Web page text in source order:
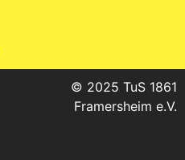
© 2025 TuS 1861
Framersheim e.V.